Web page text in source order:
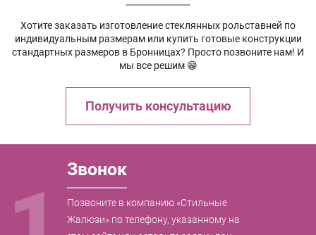
Хотите заказать изготовление стеклянных рольставней по
индивидуальным размерам или купить готовые конструкции
стандартных размеров в Бронницах? Просто позвоните нам! И
мы все решим 😁
Получить консультацию
Звонок
Позвоните в компанию «Стильные
Жалюзи» по телефону, указанному на